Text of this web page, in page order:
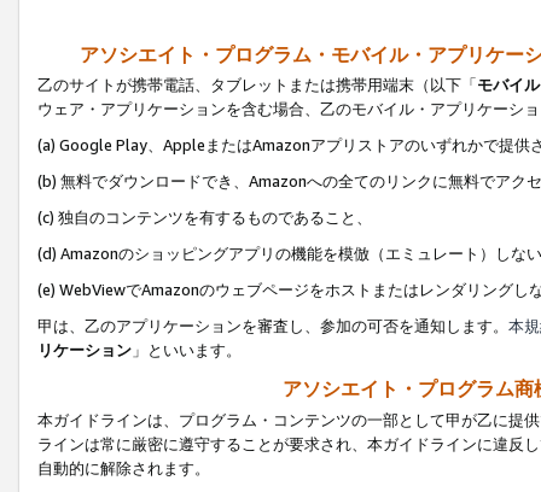
アソシエイト・プログラム・モバイル・アプリケー
乙のサイトが携帯電話、タブレットまたは携帯用端末（以下「モバイ
ウェア・アプリケーションを含む場合、乙のモバイル・アプリケーシ
(a) Google Play、AppleまたはAmazonアプリストアのいずれかで提供
(b) 無料でダウンロードでき、Amazonへの全てのリンクに無料でアク
(c) 独自のコンテンツを有するものであること、
(d) Amazonのショッピングアプリの機能を模倣（エミュレート）しな
(e) WebViewでAmazonのウェブページをホストまたはレンダリングし
甲は、乙のアプリケーションを審査し、参加の可否を通知します。 本
リケーション 」といいます。
アソシエイト・プログラム
本ガイドラインは、プログラム・コンテンツの一部として甲が乙に提
ラインは常に厳密に遵守することが要求され、本ガイドラインに違反
自動的に解除されます。